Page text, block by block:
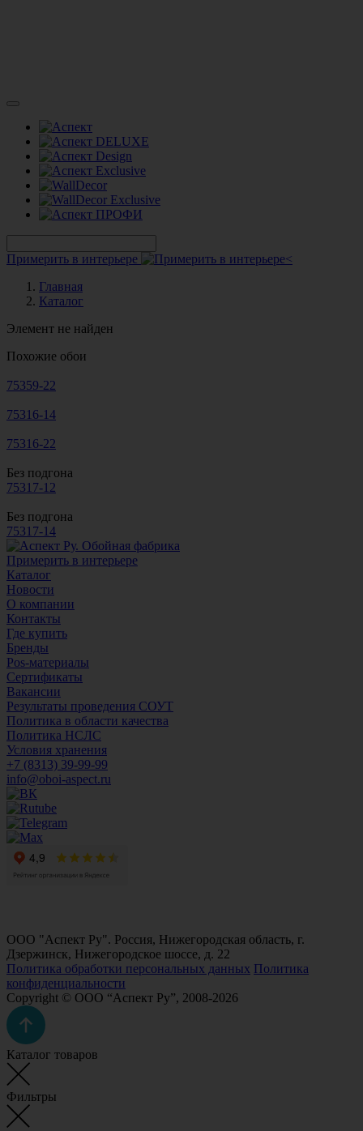
Примерить в интерьере
Главная
Каталог
Элемент не найден
Похожие обои
75359-22
75316-14
75316-22
Без подгона
75317-12
Без подгона
75317-14
Примерить в интерьере
Каталог
Новости
О компании
Контакты
Где купить
Бренды
Pos-материалы
Сертификаты
Вакансии
Результаты проведения СОУТ
Политика в области качества
Политика НСЛС
Условия хранения
+7 (8313) 39-99-99
info@oboi-aspect.ru
ООО "Аспект Ру". Россия, Нижегородская область, г.
Дзержинск, Нижегородское шоссе, д. 22
Политика обработки персональных данных Политика
конфиденциальности
Copyright © ООО “Аспект Ру”, 2008-2026
Каталог товаров
Фильтры